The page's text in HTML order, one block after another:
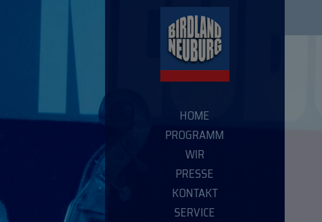
HOME
PROGRAMM
WIR
PRESSE
KONTAKT
SERVICE